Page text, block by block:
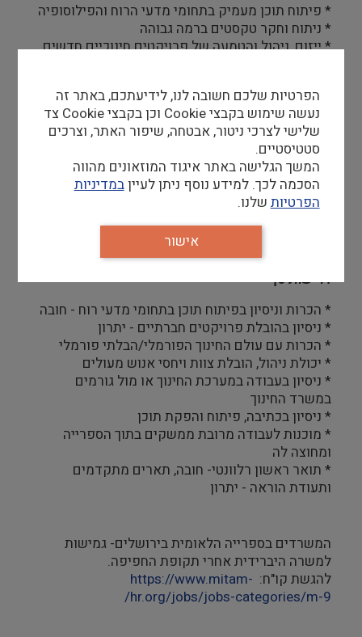
* פיתוח תוכן מעמיק בתחומי מדעי הרוח והפילוסופיה
* ניתוח וחקר טקסטים ברמה גבוהה
* ייזום, ניהול והטמעה של פרויקטים חינוכיים חדשים
* ניהול והובלת צוות רכזים.
* יישום ופיתוח של תוכניות מצוינות קיימות, בניית
תוכנית רב שנתית.
* פיתוח קורסים מתקדמים לנוער בשיתוף ובתיאום עם
גורמים מהספרייה ומחוצה לה.
* ניהול שותפויות ויצירת קשרים עם ממשקי עבודה
רבים ומגוונים.
* אפשרות ליוזמה ופיתוח תוכניות ופרויקטים חדשים.
דרישות סף
* הכרות וניסיון בפיתוח תוכן בתחומי מדעי רוח - חובה
* ניסיון בהובלת פרויקטים חברתיים - יתרון
* הכרות עם עולם החינוך הפורמלי/הבלתי פורמלי
* יכולת ניהול, הובלת צוות ויחסי אנוש מעולים
* ניסיון בעבודה במערכת החינוך או מול גורמים
במשרד החינוך
* ניסיון בכתיבה, פיתוח והפקת תוכן
* מוכנות לעבודה מרובת ממשקים בתוך הספרייה
ומחוצה לה
* תואר ראשון רלוונטי- חובה, תארים מתקדמים
ותעודת הוראה - יתרון
המשרדים בספרייה הלאומית בירושלים- גמישות
למשרה היברידית אחרי תקופת החפיפה.
להגשת קו"ח: https://www.mitam-
hr.org/jobs/jobs-categories/m-9/
הפרטיות שלכם חשובה לנו, לידיעתכם, באתר זה
נעשה שימוש בקבצי Cookie וכן בקבצי Cookie צד
שלישי לצרכי ניטור, אבטחה, שיפור האתר, וצרכים
סטטיסטיים.
המשך הגלישה באתר איגוד המוזאונים מהווה
הסכמה לכך. למידע נוסף ניתן לעייןבמדיניות
הפרטיות שלנו.
אישור